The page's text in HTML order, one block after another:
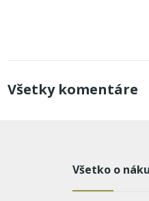
Všetky komentáre
Všetko o